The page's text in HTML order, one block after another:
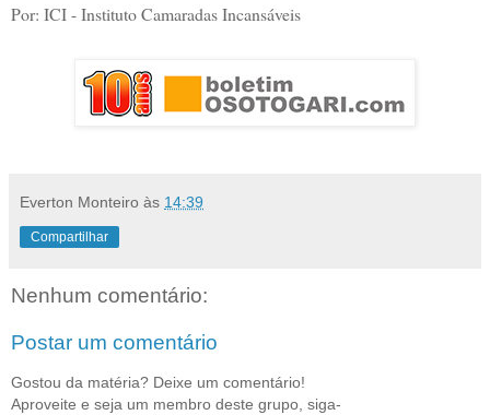
Por: ICI - Instituto Camaradas Incansáveis
Everton Monteiro às 14:39
Compartilhar
Nenhum comentário:
Postar um comentário
Gostou da matéria? Deixe um comentário!
Aproveite e seja um membro deste grupo, siga-